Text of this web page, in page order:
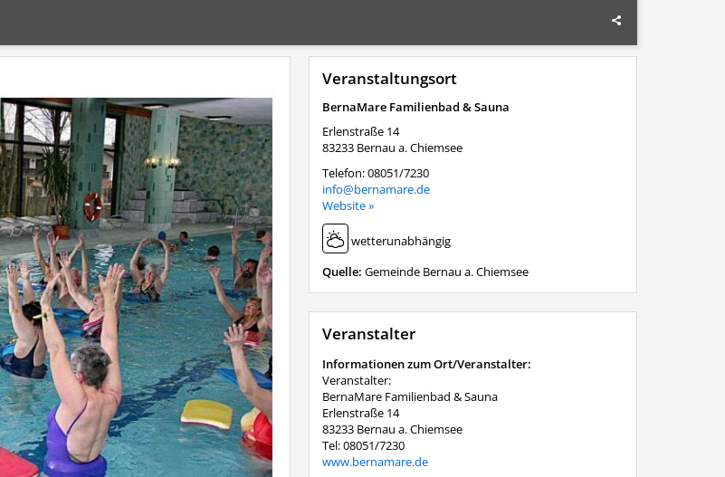
Veranstaltungsort
BernaMare Familienbad & Sauna
Erlenstraße 14
83233 Bernau a. Chiemsee
Telefon:08051/7230
info@bernamare.de
Website »
wetterunabhängig
Quelle: Gemeinde Bernau a. Chiemsee
Veranstalter
Informationen zum Ort/Veranstalter:
Veranstalter:
BernaMare Familienbad & Sauna
Erlenstraße 14
83233 Bernau a. Chiemsee
Tel: 08051/7230
www.bernamare.de